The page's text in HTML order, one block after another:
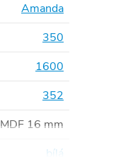
Amanda
350
1600
352
MDF 16 mm
bílá